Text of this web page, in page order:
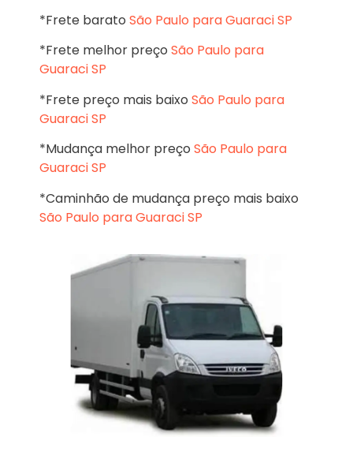
*Frete barato São Paulo para Guaraci SP
*Frete melhor preço São Paulo para
Guaraci SP
*Frete preço mais baixo São Paulo para
Guaraci SP
*Mudança melhor preço São Paulo para
Guaraci SP
*Caminhão de mudança preço mais baixo
São Paulo para Guaraci SP